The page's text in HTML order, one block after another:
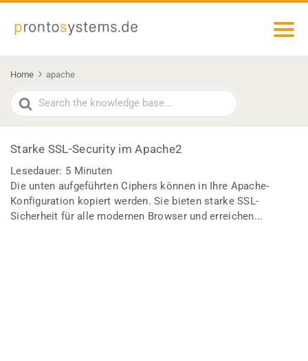
Home apache
Search
For
Starke SSL-Security im Apache2
Lesedauer: 5 Minuten
Die unten aufgeführten Ciphers können in Ihre Apache-
Konfiguration kopiert werden. Sie bieten starke SSL-
Sicherheit für alle modernen Browser und erreichen...